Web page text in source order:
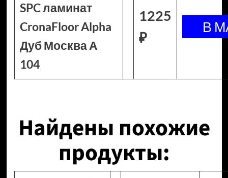
SPC ламинат
CronaFloor Alpha
Дуб Москва А
104
1225
₽
Найдены похожие
продукты: